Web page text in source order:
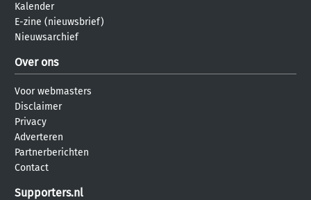
Kalender
E-zine (nieuwsbrief)
Nieuwsarchief
Over ons
Voor webmasters
Disclaimer
Privacy
Adverteren
Partnerberichten
Contact
Supporters.nl